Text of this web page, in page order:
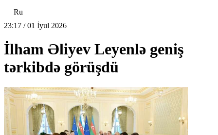
Ru
23:17 / 01 İyul 2026
İlham Əliyev Leyenlə geniş
tərkibdə görüşdü